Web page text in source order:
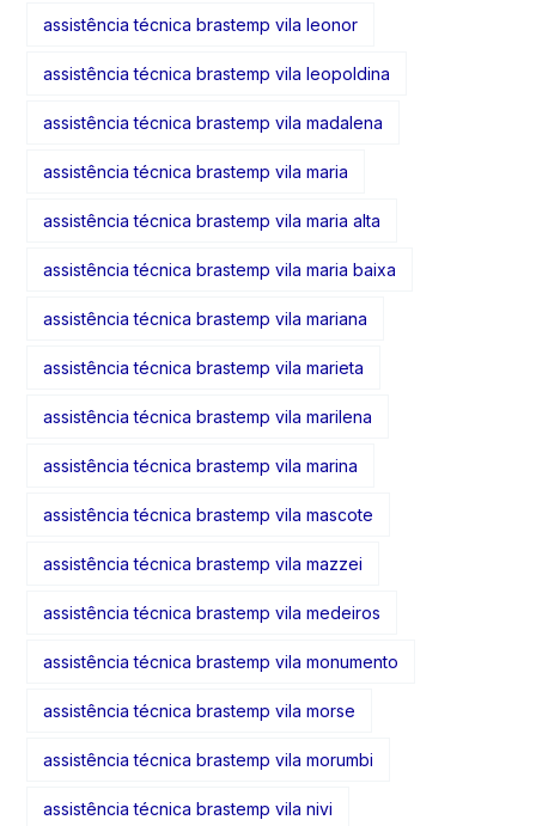
assistência técnica brastemp vila leonor
assistência técnica brastemp vila leopoldina
assistência técnica brastemp vila madalena
assistência técnica brastemp vila maria
assistência técnica brastemp vila maria alta
assistência técnica brastemp vila maria baixa
assistência técnica brastemp vila mariana
assistência técnica brastemp vila marieta
assistência técnica brastemp vila marilena
assistência técnica brastemp vila marina
assistência técnica brastemp vila mascote
assistência técnica brastemp vila mazzei
assistência técnica brastemp vila medeiros
assistência técnica brastemp vila monumento
assistência técnica brastemp vila morse
assistência técnica brastemp vila morumbi
assistência técnica brastemp vila nivi